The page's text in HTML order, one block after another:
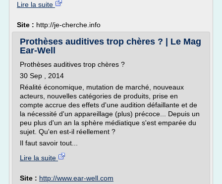
Lire la suite
Site : http://je-cherche.info
Prothèses auditives trop chères ? | Le Mag
Ear-Well
Prothèses auditives trop chères ?
30 Sep , 2014
Réalité économique, mutation de marché, nouveaux
acteurs, nouvelles catégories de produits, prise en
compte accrue des effets d'une audition défaillante et de
la nécessité d'un appareillage (plus) précoce... Depuis un
peu plus d'un an la sphère médiatique s'est emparée du
sujet. Qu'en est-il réellement ?
Il faut savoir tout...
Lire la suite
Site : http://www.ear-well.com